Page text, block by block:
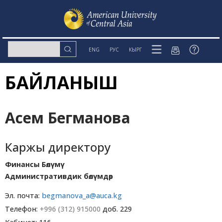
ENG РУС КЫРГ
БАЙЛАНЫШ
Асем Бегманова
Каржы директору
Финансы Бөлүмү
Административдик бөлүмдөр
Эл. почта: begmanova_a@auca.kg
Телефон: +996 (312) 915000 доб. 229